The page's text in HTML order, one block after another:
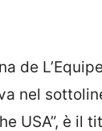
de
nel
USA”, è il